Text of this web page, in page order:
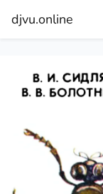
djvu.online